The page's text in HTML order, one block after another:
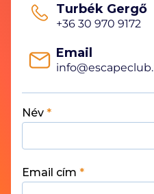
Turbék Gergő
+36 30 970 9172
Email
Név *
Email cím *